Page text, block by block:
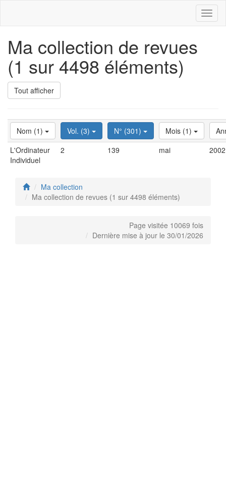
Ma collection de revues
(1 sur 4498 éléments)
Tout afficher
Nom (1) Vol. (3) N° (301) Mois (1)
L'Ordinateur
Individuel
2 139 mai 2002
Ma collection
Ma collection de revues (1 sur 4498 éléments)
Page visitée 10069 fois
Dernière mise à jour le 30/01/2026